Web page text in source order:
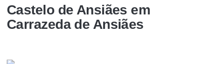
Castelo de Ansiães em
Carrazeda de Ansiães